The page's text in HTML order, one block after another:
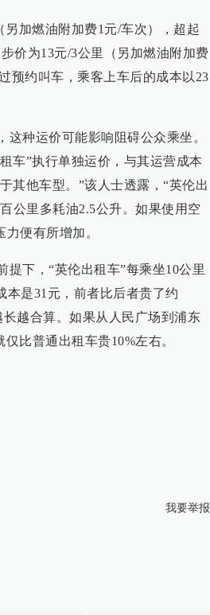
加燃油附加费1元/车次），超起
价为13元/3公里（另加燃油附加费
预约叫车，乘客上车后的成本以23
种运价可能影响阻碍公众乘坐。
车”执行单独运价，与其运营成本
其他车型。”该人士透露，“英伦出
公里多耗油2.5公升。如果使用空
便有所增加。
下，“英伦出租车”每乘坐10公里
本是31元，前者比后者贵了约
越合算。如果从人民广场到浦东
比普通出租车贵10%左右。
我要举报